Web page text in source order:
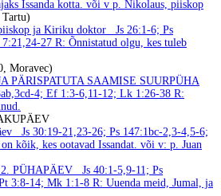
Issanda kotta. või v p. Nikolaus, piiskop
Tartu)
ja Kiriku doktor
Js 26:1-6; Ps
27 R: Õnnistatud olgu, kes tuleb
Moravec)
PÄRISPATUTA SAAMISE SUURPÜHA
4; Ef 1:3-6,11-12; Lk 1:26-38 R:
Js 30:19-21,23-26; Ps 147:1bc-2,3-4,5-6;
kõik, kes ootavad Issandat. või v: p. Juan
PÜHAPÄEV
Js 40:1-5,9-11; Ps
3:8-14; Mk 1:1-8 R: Uuenda meid, Jumal, ja